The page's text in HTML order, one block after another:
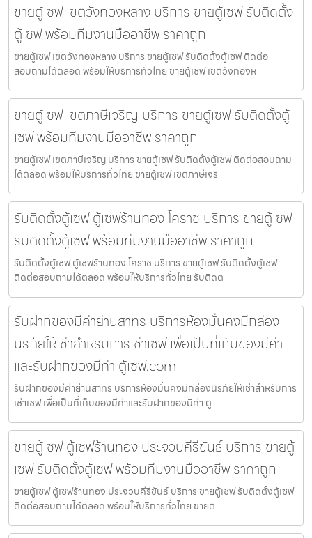
ขายตู้เซฟ เขตวังทองหลาง บริการ ขายตู้เซฟ รับติดตั้ง
ตู้เซฟ พร้อมทีมงานมืออาชีพ ราคาถูก
ขายตู้เซฟ เขตวังทองหลาง บริการ ขายตู้เซฟ รับติดตั้งตู้เซฟ ติดต่อ
สอบถามได้ตลอด พร้อมให้บริการทั่วไทย ขายตู้เซฟ เขตวังทองห
ขายตู้เซฟ เขตภาษีเจริญ บริการ ขายตู้เซฟ รับติดตั้งตู้
เซฟ พร้อมทีมงานมืออาชีพ ราคาถูก
ขายตู้เซฟ เขตภาษีเจริญ บริการ ขายตู้เซฟ รับติดตั้งตู้เซฟ ติดต่อสอบถาม
ได้ตลอด พร้อมให้บริการทั่วไทย ขายตู้เซฟ เขตภาษีเจริ
รับติดตั้งตู้เซฟ ตู้เซฟร้านทอง โคราช บริการ ขายตู้เซฟ
รับติดตั้งตู้เซฟ พร้อมทีมงานมืออาชีพ ราคาถูก
รับติดตั้งตู้เซฟ ตู้เซฟร้านทอง โคราช บริการ ขายตู้เซฟ รับติดตั้งตู้เซฟ
ติดต่อสอบถามได้ตลอด พร้อมให้บริการทั่วไทย รับติดต
รับฝากของมีค่าย่านสาทร บริการห้องมั่นคงมีกล่อง
นิรภัยให้เช่าสำหรับการเช่าเซฟ เพื่อเป็นที่เก็บของมีค่า
และรับฝากของมีค่า ตู้เซฟ.com
รับฝากของมีค่าย่านสาทร บริการห้องมั่นคงมีกล่องนิรภัยให้เช่าสำหรับการ
เช่าเซฟ เพื่อเป็นที่เก็บของมีค่าและรับฝากของมีค่า ตู
ขายตู้เซฟ ตู้เซฟร้านทอง ประจวบคีรีขันธ์ บริการ ขายตู้
เซฟ รับติดตั้งตู้เซฟ พร้อมทีมงานมืออาชีพ ราคาถูก
ขายตู้เซฟ ตู้เซฟร้านทอง ประจวบคีรีขันธ์ บริการ ขายตู้เซฟ รับติดตั้งตู้เซฟ
ติดต่อสอบถามได้ตลอด พร้อมให้บริการทั่วไทย ขายต